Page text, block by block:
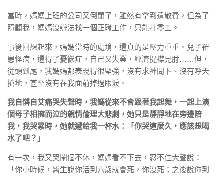
當時，媽媽上班的公司又倒閉了，雖然有拿到遣散費，但為了
照顧我，媽媽沒辦法找一個正職工作，只能打零工。
事後回想起來，媽媽當時的處境，還真的是壓力重重。兒子罹
患怪病，還得了憂鬱症，自己又失業，經濟捉襟見肘……但，
從頭到尾，我媽媽都表現得很堅強，沒有求神問卜、沒有呼天
搶地，甚至沒有在我面前掉過眼淚。
我自憐自艾痛哭失聲時，我媽從來不會跟著我起舞，一起上演
個母子相擁而泣的親情倫理大悲劇，她只是靜靜地在旁邊陪
我，我哭累時，她就遞給我一杯水：「你哭這麼久，應該想喝
水了吧？」
有一次，我又哭鬧個不休，媽媽看不下去，忍不住大聲說：
「你小時候，醫生說你活到六歲就會死，你沒死；之後說你到